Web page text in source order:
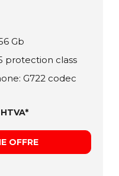
Gb
protection class
G722 codec
HTVA*
OFFRE